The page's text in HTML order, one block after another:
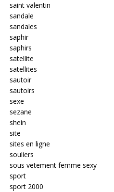
saint valentin
sandale
sandales
saphir
saphirs
satellite
satellites
sautoir
sautoirs
sexe
sezane
shein
site
sites en ligne
souliers
sous vetement femme sexy
sport
sport 2000